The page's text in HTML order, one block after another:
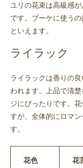
ユリの花束は高級感
です。ブーケに使う
といえます。
ライラック
ライラックは香りの
われます。上品で清
ジにぴったりです。
すが、全体的にロマ
す。
花色 花